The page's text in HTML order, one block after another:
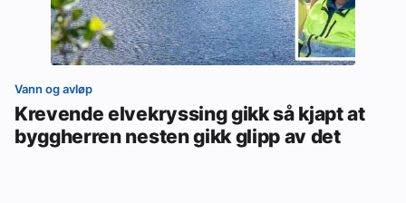
Vann og avløp
Krevende elvekryssing gikk så kjapt at
byggherren nesten gikk glipp av det